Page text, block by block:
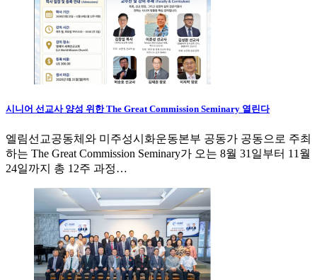
시니어 선교사 양성 위한 The Great Commission Seminary 열린다
엘림선교공동체와 미주성시화운동본부 공동가 공동으로 주최
하는 The Great Commission Seminary가 오는 8월 31일부터 11월
24일까지 총 12주 과정…